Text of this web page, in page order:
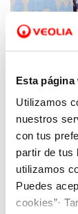
Esta
Utilizamos
nuestros
con tus
partir de tus
utilizamos
Puedes
cookies”·
26 ABR 2023
Hidrogea
valorada